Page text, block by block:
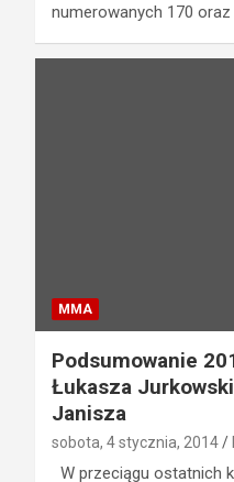
numerowanych 170 oraz
MMA
Podsumowanie
Łukasza
Janisza
sobota, 4 stycznia, 2014
W przeciągu ostatnich